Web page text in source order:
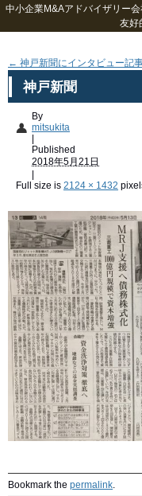
中小企業M&Aアドバイザリー
友好
← 神戸新聞にインタビュー記
神戸新聞
By
mitsukita
Published
2018年5月21日
Full size is 2124 × 1432
Bookmark the permalink